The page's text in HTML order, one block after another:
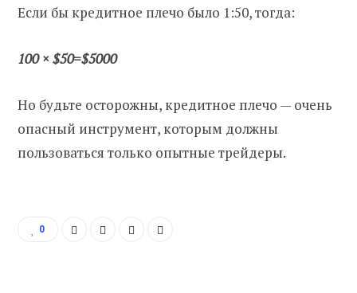
Если бы кредитное плечо было 1:50, тогда:
100 × $50=$5000
Но будьте осторожны, кредитное плечо — очень
опасный инструмент, которым должны
пользоваться только опытные трейдеры.
0